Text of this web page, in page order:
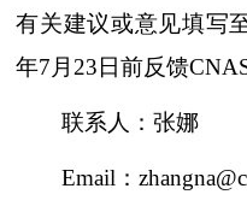
有关建议或意见填写
年7月23日前反馈
联系人：张娜
Email：